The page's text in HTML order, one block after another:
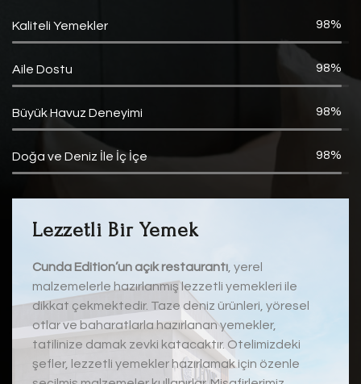
Kaliteli Yemekler 100%
Aile Dostu 100%
Büyük Havuz Deneyimi 100%
Doğa ve Deniz İle İç İçe 100%
Lezzetli Bir Yemek
Cunda Edition’un açık restaurantı , yerel
malzemelerle hazırlanmış lezzetli yemekleri ile
dikkat çekmektedir. Taze deniz ürünleri, yöresel
otlar ve baharatlarla hazırlanan yemekler,
tatilinize damak zevki katacaktır. Otelimizdeki
şefler, lezzetli yemekler hazırlamak için özenle